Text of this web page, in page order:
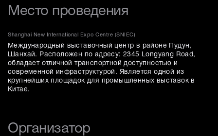
Место проведения
Shanghai New International Expo Centre (SNIEC)
Международный выставочный центр в районе Пудун,
Шанхай. Расположен по адресу: 2345 Longyang Road,
обладает отличной транспортной доступностью и
современной инфраструктурой. Является одной из
крупнейших площадок для промышленных выставок в
Китае.
Организатор